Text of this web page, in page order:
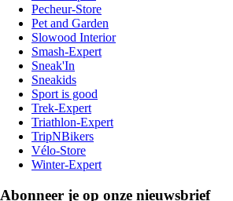
Pecheur-Store
Pet and Garden
Slowood Interior
Smash-Expert
Sneak'In
Sneakids
Sport is good
Trek-Expert
Triathlon-Expert
TripNBikers
Vélo-Store
Winter-Expert
Abonneer je op onze nieuwsbrief